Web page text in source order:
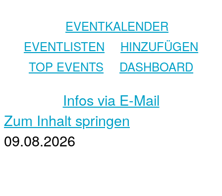
EVENTKALENDER
EVENTLISTEN
HINZUFÜGEN
TOP EVENTS
DASHBOARD
Infos via E-Mail
Zum Inhalt springen
09.08.2026